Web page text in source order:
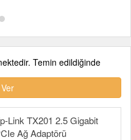
Temin edildiğinde
Link TX201 2.5 Gigabit
Ağ Adaptörü